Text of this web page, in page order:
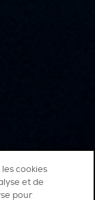
cookies
et de
pour